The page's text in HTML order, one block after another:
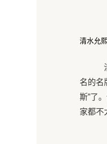
清水允
名的名
斯”了
家都不